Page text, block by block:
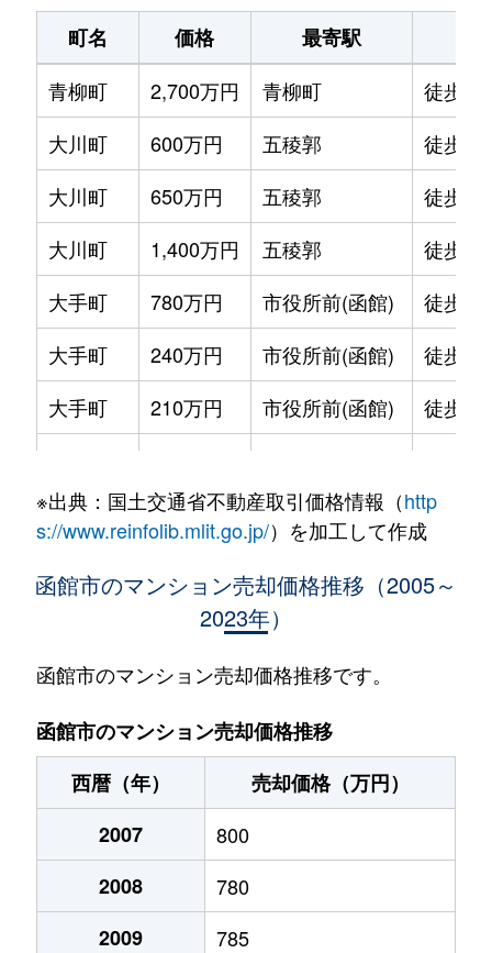
町名 価格 最寄駅
青柳町
2,700万円 青柳町
徒歩0
大川町
600万円 五稜郭
徒歩14
大川町
650万円 五稜郭
徒歩13
大川町
1,400万円 五稜郭
徒歩7
大手町
780万円 市役所前(函館)
徒歩2
大手町
240万円 市役所前(函館)
徒歩2
大手町
210万円 市役所前(函館)
徒歩2
大森町
330万円 松風町
徒歩5
2,400万円 五稜郭
五稜郭町
520万円 五稜郭
末広町
230万円 十字街
末広町
240万円 十字街
千代台町
3,100万円
千代台町
2,400万円
富岡町
1,700万円
※出典：国土交通省不動産取引価格情報（http
s://www.reinfolib.mlit.go.jp/）を加工して作成
函館市のマンション売却価格推移（2005～
2023年）
函館市のマンション売却価格推移です。
函館市のマンション売却価格推移
西暦（年）
売却価格（万円）
2007
800
2008
780
2009
785